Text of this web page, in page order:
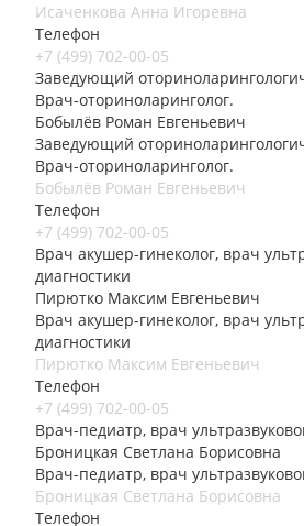
Исаченкова Анна Игоревна
Телефон
+7 (499) 702-00-05
Заведующий
Врач-оториноларинголог.
Бобылёв Роман Евгеньевич
Заведующий
Врач-оториноларинголог.
Бобылёв Роман Евгеньевич
Телефон
+7 (499) 702-00-05
Врач акушер-гинеколог, врач
диагностики
Пирютко Максим Евгеньевич
Врач акушер-гинеколог, врач
диагностики
Пирютко Максим Евгеньевич
Телефон
+7 (499) 702-00-05
Врач-педиатр, врач
Броницкая Светлана Борисовна
Врач-педиатр, врач
Броницкая Светлана Борисовна
Телефон